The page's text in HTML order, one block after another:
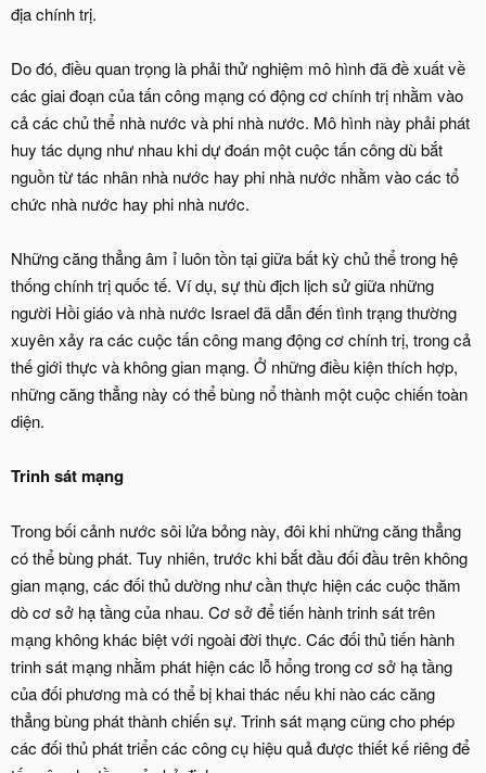
địa chính trị.
Do đó, điều quan trọng là phải thử nghiệm mô hình đã đề xuất về
các giai đoạn của tấn công mạng có động cơ chính trị nhằm vào
cả các chủ thể nhà nước và phi nhà nước. Mô hình này phải phát
huy tác dụng như nhau khi dự đoán một cuộc tấn công dù bắt
nguồn từ tác nhân nhà nước hay phi nhà nước nhằm vào các tổ
chức nhà nước hay phi nhà nước.
Những căng thẳng âm ỉ luôn tồn tại giữa bất kỳ chủ thể trong hệ
thống chính trị quốc tế. Ví dụ, sự thù địch lịch sử giữa những
người Hồi giáo và nhà nước Israel đã dẫn đến tình trạng thường
xuyên xảy ra các cuộc tấn công mang động cơ chính trị, trong cả
thế giới thực và không gian mạng. Ở những điều kiện thích hợp,
những căng thẳng này có thể bùng nổ thành một cuộc chiến toàn
diện.
Trinh sát mạng
Trong bối cảnh nước sôi lửa bỏng này, đôi khi những căng thẳng
có thể bùng phát. Tuy nhiên, trước khi bắt đầu đối đầu trên không
gian mạng, các đối thủ dường như cần thực hiện các cuộc thăm
dò cơ sở hạ tầng của nhau. Cơ sở để tiến hành trinh sát trên
mạng không khác biệt với ngoài đời thực. Các đối thủ tiến hành
trinh sát mạng nhằm phát hiện các lỗ hổng trong cơ sở hạ tầng
của đối phương mà có thể bị khai thác nếu khi nào các căng
thẳng bùng phát thành chiến sự. Trinh sát mạng cũng cho phép
các đối thủ phát triển các công cụ hiệu quả được thiết kế riêng để